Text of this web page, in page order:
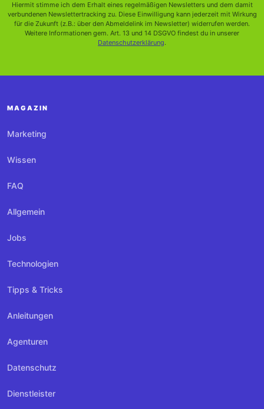
Hiermit stimme ich dem Erhalt eines regelmäßigen Newsletters und dem damit
verbundenen Newslettertracking zu. Diese Einwilligung kann jederzeit mit Wirkung
für die Zukunft (z.B.: über den Abmeldelink im Newsletter) widerrufen werden.
Weitere Informationen gem. Art. 13 und 14 DSGVO findest du in unserer
Datenschutzerklärung.
MAGAZIN
Marketing
Wissen
FAQ
Allgemein
Jobs
Technologien
Tipps & Tricks
Anleitungen
Agenturen
Datenschutz
Dienstleister